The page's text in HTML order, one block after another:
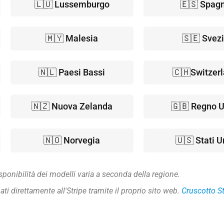
🇱🇺 Lussemburgo
🇲🇾 Malesia
🇳🇱 Paesi Bassi
🇳🇿 Nuova Zelanda
🇳🇴 Norvegia
🇪🇸
🇸🇪
🇬🇧 Regno
🇺🇸 Stati
dei modelli varia a seconda della regione.
direttamente all'Stripe tramite il proprio sito web. Cruscotto